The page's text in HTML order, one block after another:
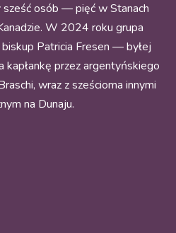
osób — pięć w Stanach
W 2024 roku grupa
Patricia Fresen — byłej
kapłankę przez argentyńskiego
wraz z sześcioma innymi
na Dunaju.